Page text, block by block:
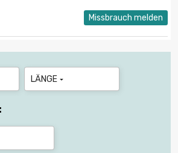
Missbrauch melden
LÄNGE 